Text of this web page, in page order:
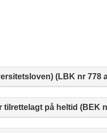
(LBK nr 778
på heltid (BEK